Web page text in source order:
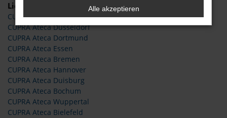
Lieferservice
CUPRA Ateca Köln
CUPRA Ateca Düsseldorf
CUPRA Ateca Dortmund
CUPRA Ateca Essen
CUPRA Ateca Bremen
CUPRA Ateca Hannover
CUPRA Ateca Duisburg
CUPRA Ateca Bochum
CUPRA Ateca Wuppertal
CUPRA Ateca Bielefeld
Alle akzeptieren